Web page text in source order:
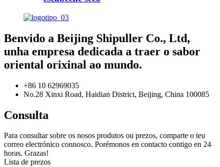
Benvido a Beijing Shipuller Co., Ltd,
unha empresa dedicada a traer o sabor
oriental orixinal ao mundo.
+86 10 62969035
No.28 Xinxi Road, Haidian District, Beijing, China 100085
Consulta
Para consultar sobre os nosos produtos ou prezos, comparte o teu
correo electrónico connosco. Porémonos en contacto contigo en 24
horas. Grazas!
Lista de prezos